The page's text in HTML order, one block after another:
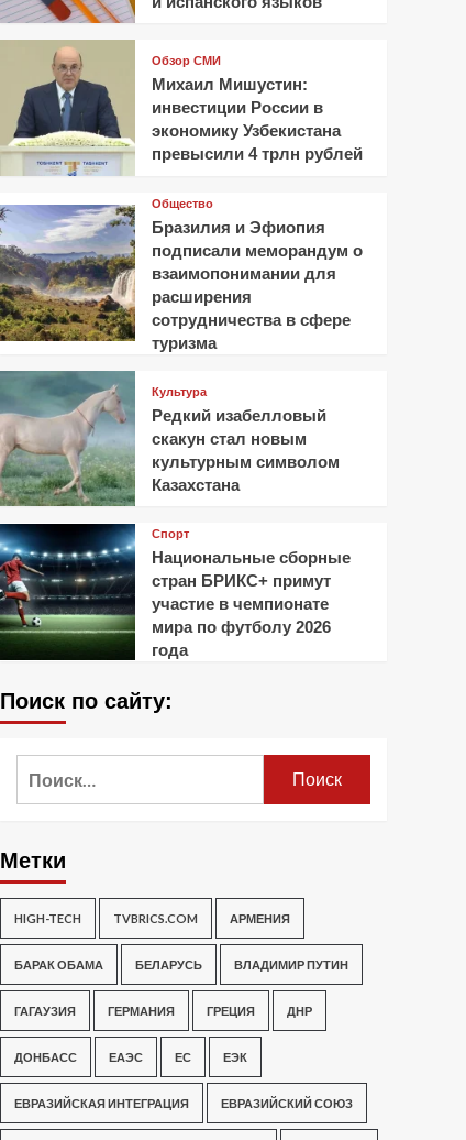
Обзор СМИ
Михаил Мишустин:
инвестиции России в
экономику Узбекистана
превысили 4 трлн рублей
Общество
Бразилия и Эфиопия
подписали меморандум о
взаимопонимании для
расширения
сотрудничества в сфере
туризма
Культура
Редкий изабелловый
скакун стал новым
культурным символом
Казахстана
Спорт
Национальные сборные
стран БРИКС+ примут
участие в чемпионате
мира по футболу 2026
года
Поиск по сайту:
Метки
HIGH-TECH TVBRICS.COM АРМЕНИЯ
БАРАК ОБАМА БЕЛАРУСЬ ВЛАДИМИР ПУТИН
ГАГАУЗИЯ ГЕРМАНИЯ ГРЕЦИЯ ДНР
ДОНБАСС ЕАЭС ЕС ЕЭК
ЕВРАЗИЙСКАЯ ИНТЕГРАЦИЯ ЕВРАЗИЙСКИЙ СОЮЗ